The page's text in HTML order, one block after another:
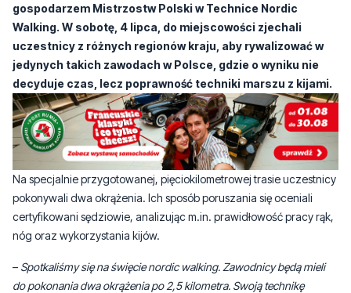
gospodarzem Mistrzostw Polski w Technice Nordic
Walking. W sobotę, 4 lipca, do miejscowości zjechali
uczestnicy z różnych regionów kraju, aby rywalizować w
jedynych takich zawodach w Polsce, gdzie o wyniku nie
decyduje czas, lecz poprawność techniki marszu z kijami.
Na specjalnie przygotowanej, pięciokilometrowej trasie uczestnicy
pokonywali dwa okrążenia. Ich sposób poruszania się oceniali
certyfikowani sędziowie, analizując m.in. prawidłowość pracy rąk,
nóg oraz wykorzystania kijów.
– Spotkaliśmy się na święcie nordic walking. Zawodnicy będą mieli
do pokonania dwa okrążenia po 2,5 kilometra. Swoją technikę